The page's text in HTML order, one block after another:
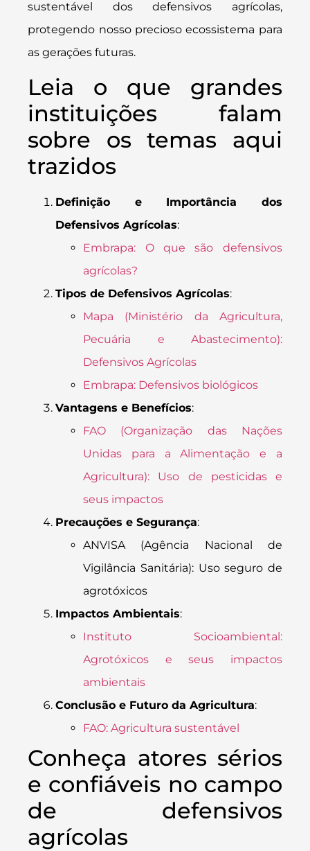
sustentável dos defensivos agrícolas,
protegendo nosso precioso ecossistema para
as gerações futuras.
Leia o que grandes
instituições falam
sobre os temas aqui
trazidos
Definição e Importância dos
Defensivos Agrícolas:
Embrapa: O que são defensivos
agrícolas?
Tipos de Defensivos Agrícolas:
Mapa (Ministério da Agricultura,
Pecuária e Abastecimento):
Defensivos Agrícolas
Embrapa: Defensivos biológicos
Vantagens e Benefícios:
FAO (Organização das Nações
Unidas para a Alimentação e a
Agricultura): Uso de pesticidas e
seus impactos
Precauções e Segurança:
ANVISA (Agência Nacional de
Vigilância Sanitária): Uso seguro de
agrotóxicos
Impactos Ambientais:
Instituto Socioambiental:
Agrotóxicos e seus impactos
ambientais
Conclusão e Futuro da Agricultura:
FAO: Agricultura sustentável
Conheça atores sérios
e confiáveis no campo
de defensivos
agrícolas